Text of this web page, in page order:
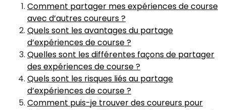
Comment partager mes expériences de course
avec d’autres coureurs ?
Quels sont les avantages du partage
d’expériences de course ?
Quelles sont les différentes façons de partager
des expériences de course ?
Quels sont les risques liés au partage
d’expériences de course ?
Comment puis-je trouver des coureurs pour